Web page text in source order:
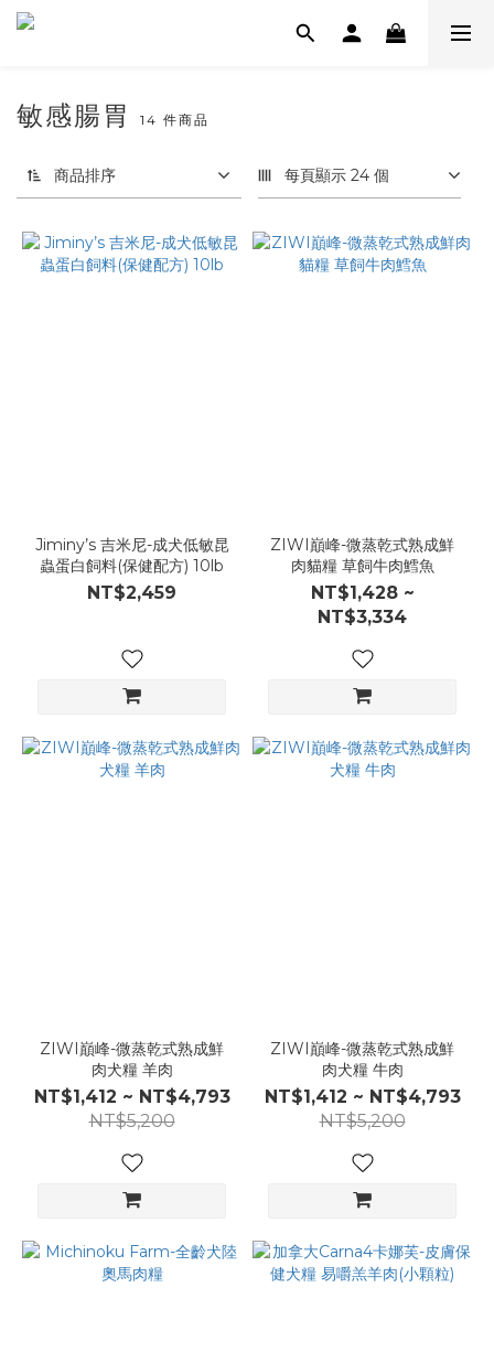
敏感腸胃 14 件商品
商品排序 每頁顯示 24 個
Jiminy’s 吉米尼-成犬低敏昆
蟲蛋白飼料(保健配方) 10lb
NT$2,459
ZIWI巔峰-微蒸乾式熟成鮮
肉貓糧 草飼牛肉鱈魚
NT$1,428 ~
NT$3,334
ZIWI巔峰-微蒸乾式熟成鮮
肉犬糧 羊肉
NT$1,412 ~ NT$4,793
NT$5,200
ZIWI巔峰-微蒸乾式熟成鮮
肉犬糧 牛肉
NT$1,412 ~ NT$4,793
NT$5,200